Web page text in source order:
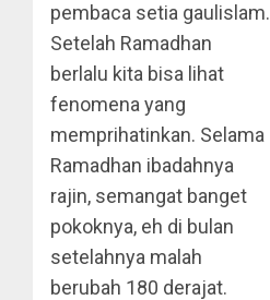
pembaca setia gaulislam.
Setelah Ramadhan
berlalu kita bisa lihat
fenomena yang
memprihatinkan. Selama
Ramadhan ibadahnya
rajin, semangat banget
pokoknya, eh di bulan
setelahnya malah
berubah 180 derajat.